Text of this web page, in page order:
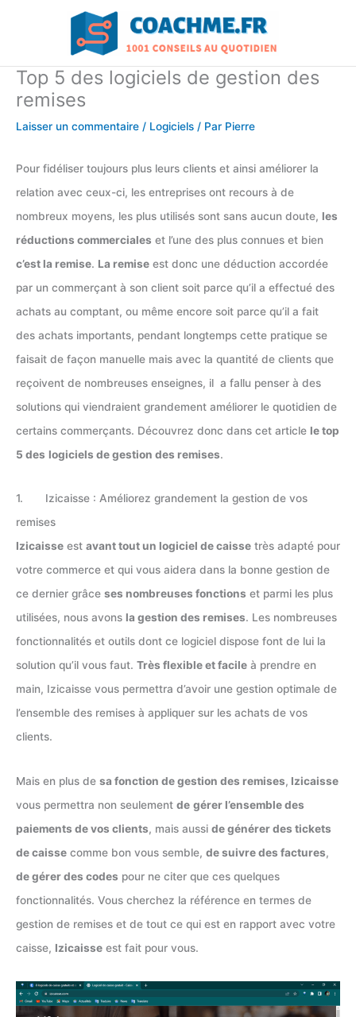
Top 5 des logiciels de gestion des
remises
Laisser un commentaire / Logiciels / Par Pierre
Pour fidéliser toujours plus leurs clients et ainsi améliorer la
relation avec ceux-ci, les entreprises ont recours à de
nombreux moyens, les plus utilisés sont sans aucun doute, les
réductions commerciales et l’une des plus connues et bien
c’est la remise. La remise est donc une déduction accordée
par un commerçant à son client soit parce qu’il a effectué des
achats au comptant, ou même encore soit parce qu’il a fait
des achats importants, pendant longtemps cette pratique se
faisait de façon manuelle mais avec la quantité de clients que
reçoivent de nombreuses enseignes, il a fallu penser à des
solutions qui viendraient grandement améliorer le quotidien de
certains commerçants. Découvrez donc dans cet article le top
5 des logiciels de gestion des remises.
1. Izicaisse : Améliorez grandement la gestion de vos
remises
Izicaisse est avant tout un logiciel de caisse très adapté pour
votre commerce et qui vous aidera dans la bonne gestion de
ce dernier grâce ses nombreuses fonctions et parmi les plus
utilisées, nous avons la gestion des remises. Les nombreuses
fonctionnalités et outils dont ce logiciel dispose font de lui la
solution qu’il vous faut. Très flexible et facile à prendre en
main, Izicaisse vous permettra d’avoir une gestion optimale de
l’ensemble des remises à appliquer sur les achats de vos
clients.
Mais en plus de sa fonction de gestion des remises, Izicaisse
vous permettra non seulement de gérer l’ensemble des
paiements de vos clients, mais aussi de générer des tickets
de caisse comme bon vous semble, de suivre des factures,
de gérer des codes pour ne citer que ces quelques
fonctionnalités. Vous cherchez la référence en termes de
gestion de remises et de tout ce qui est en rapport avec votre
caisse, Izicaisse est fait pour vous.